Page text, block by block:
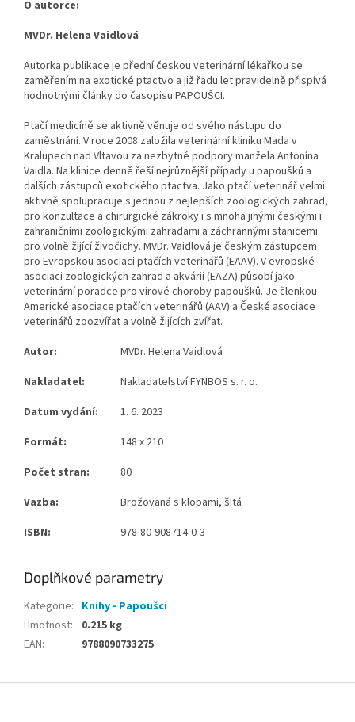
O autorce:
MVDr. Helena Vaidlová
Autorka publikace je přední českou veterinární lékařkou se
zaměřením na exotické ptactvo a již řadu let pravidelně přispívá
hodnotnými články do časopisu PAPOUŠCI.
Ptačí medicíně se aktivně věnuje od svého nástupu do
zaměstnání. V roce 2008 založila veterinární kliniku Mada v
Kralupech nad Vltavou za nezbytné podpory manžela Antonína
Vaidla. Na klinice denně řeší nejrůznější případy u papoušků a
dalších zástupců exotického ptactva. Jako ptačí veterinář velmi
aktivně spolupracuje s jednou z nejlepších zoologických zahrad,
pro konzultace a chirurgické zákroky i s mnoha jinými českými i
zahraničními zoologickými zahradami a záchrannými stanicemi
pro volně žijící živočichy. MVDr. Vaidlová je českým zástupcem
pro Evropskou asociaci ptačích veterinářů (EAAV). V evropské
asociaci zoologických zahrad a akvárií (EAZA) působí jako
veterinární poradce pro virové choroby papoušků. Je členkou
Americké asociace ptačích veterinářů (AAV) a České asociace
veterinářů zoozvířat a volně žijících zvířat.
Autor:
MVDr. Helena Vaidlová
Nakladatel:
Nakladatelství FYNBOS s. r. o.
Datum vydání:
1. 6. 2023
Formát:
148 x 210
Počet stran:
80
Vazba:
Brožovaná s klopami, šitá
ISBN:
978-80-908714-0-3
Doplňkové parametry
Kategorie: Knihy - Papoušci
Hmotnost:
0.215 kg
EAN: 9788090733275